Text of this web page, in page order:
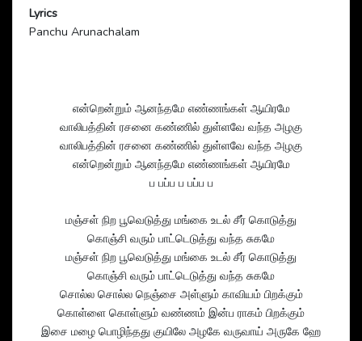
Lyrics
Panchu Arunachalam
என்றென்றும் ஆனந்தமே எண்ணங்கள் ஆயிரமே
வாலிபத்தின் ரசனை கண்ணில் துள்ளவே வந்த அழகு
வாலிபத்தின் ரசனை கண்ணில் துள்ளவே வந்த அழகு
என்றென்றும் ஆனந்தமே எண்ணங்கள் ஆயிரமே
ப பப்ப ப பப்ப ப
மஞ்சள் நிற பூவெடுத்து மங்கை உடல் சீர் கொடுத்து
கொஞ்சி வரும் பாட்டெடுத்து வந்த சுகமே
மஞ்சள் நிற பூவெடுத்து மங்கை உடல் சீர் கொடுத்து
கொஞ்சி வரும் பாட்டெடுத்து வந்த சுகமே
சொல்ல சொல்ல நெஞ்சை அள்ளும் காவியம் பிறக்கும்
கொள்ளை கொள்ளும் வண்ணம் இன்ப ராகம் பிறக்கும்
இசை மழை பொழிந்தது குயிலே அழகே வருவாய் அருகே ஹே